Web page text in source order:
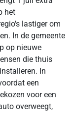
het
lastiger om
In de gemeente
op nieuwe
die thuis
In
een
voor een
overweegt,